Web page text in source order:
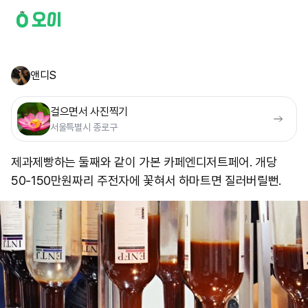
앤디S
걸으면서 사진찍기
서울특별시 종로구
제과제빵하는 둘째와 같이 가본 카페엔디저트페어. 개당
50-150만원짜리 주전자에 꽃혀서 하마트면 질러버릴뻔.